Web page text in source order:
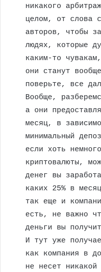
никакого
целом, от слова
авторов, чтобы
людях, которые
каким-то
они станут
поверьте, все
Вообще,
а они
месяц, в
минимальный
если хоть
криптовалюты,
денег вы
каких 25% в
так еще и
есть, не важно
деньги вы
И тут уже
как компания в
не несет никакой